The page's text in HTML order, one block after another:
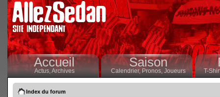
Accueil
Actus,Archives
Saison
Calendrier,Pronos, Joueurs T-
Index du forum